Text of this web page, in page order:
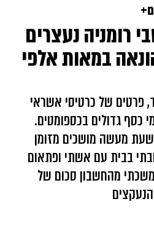
רומניה נעצרים
במאות אלפי
פרטים של כרטיסי אשראי
כסף גדולים בכספומטים.
מעשה מושכים מזומן
בבית עם אשתי ופתאום
מהחשבון סכום של